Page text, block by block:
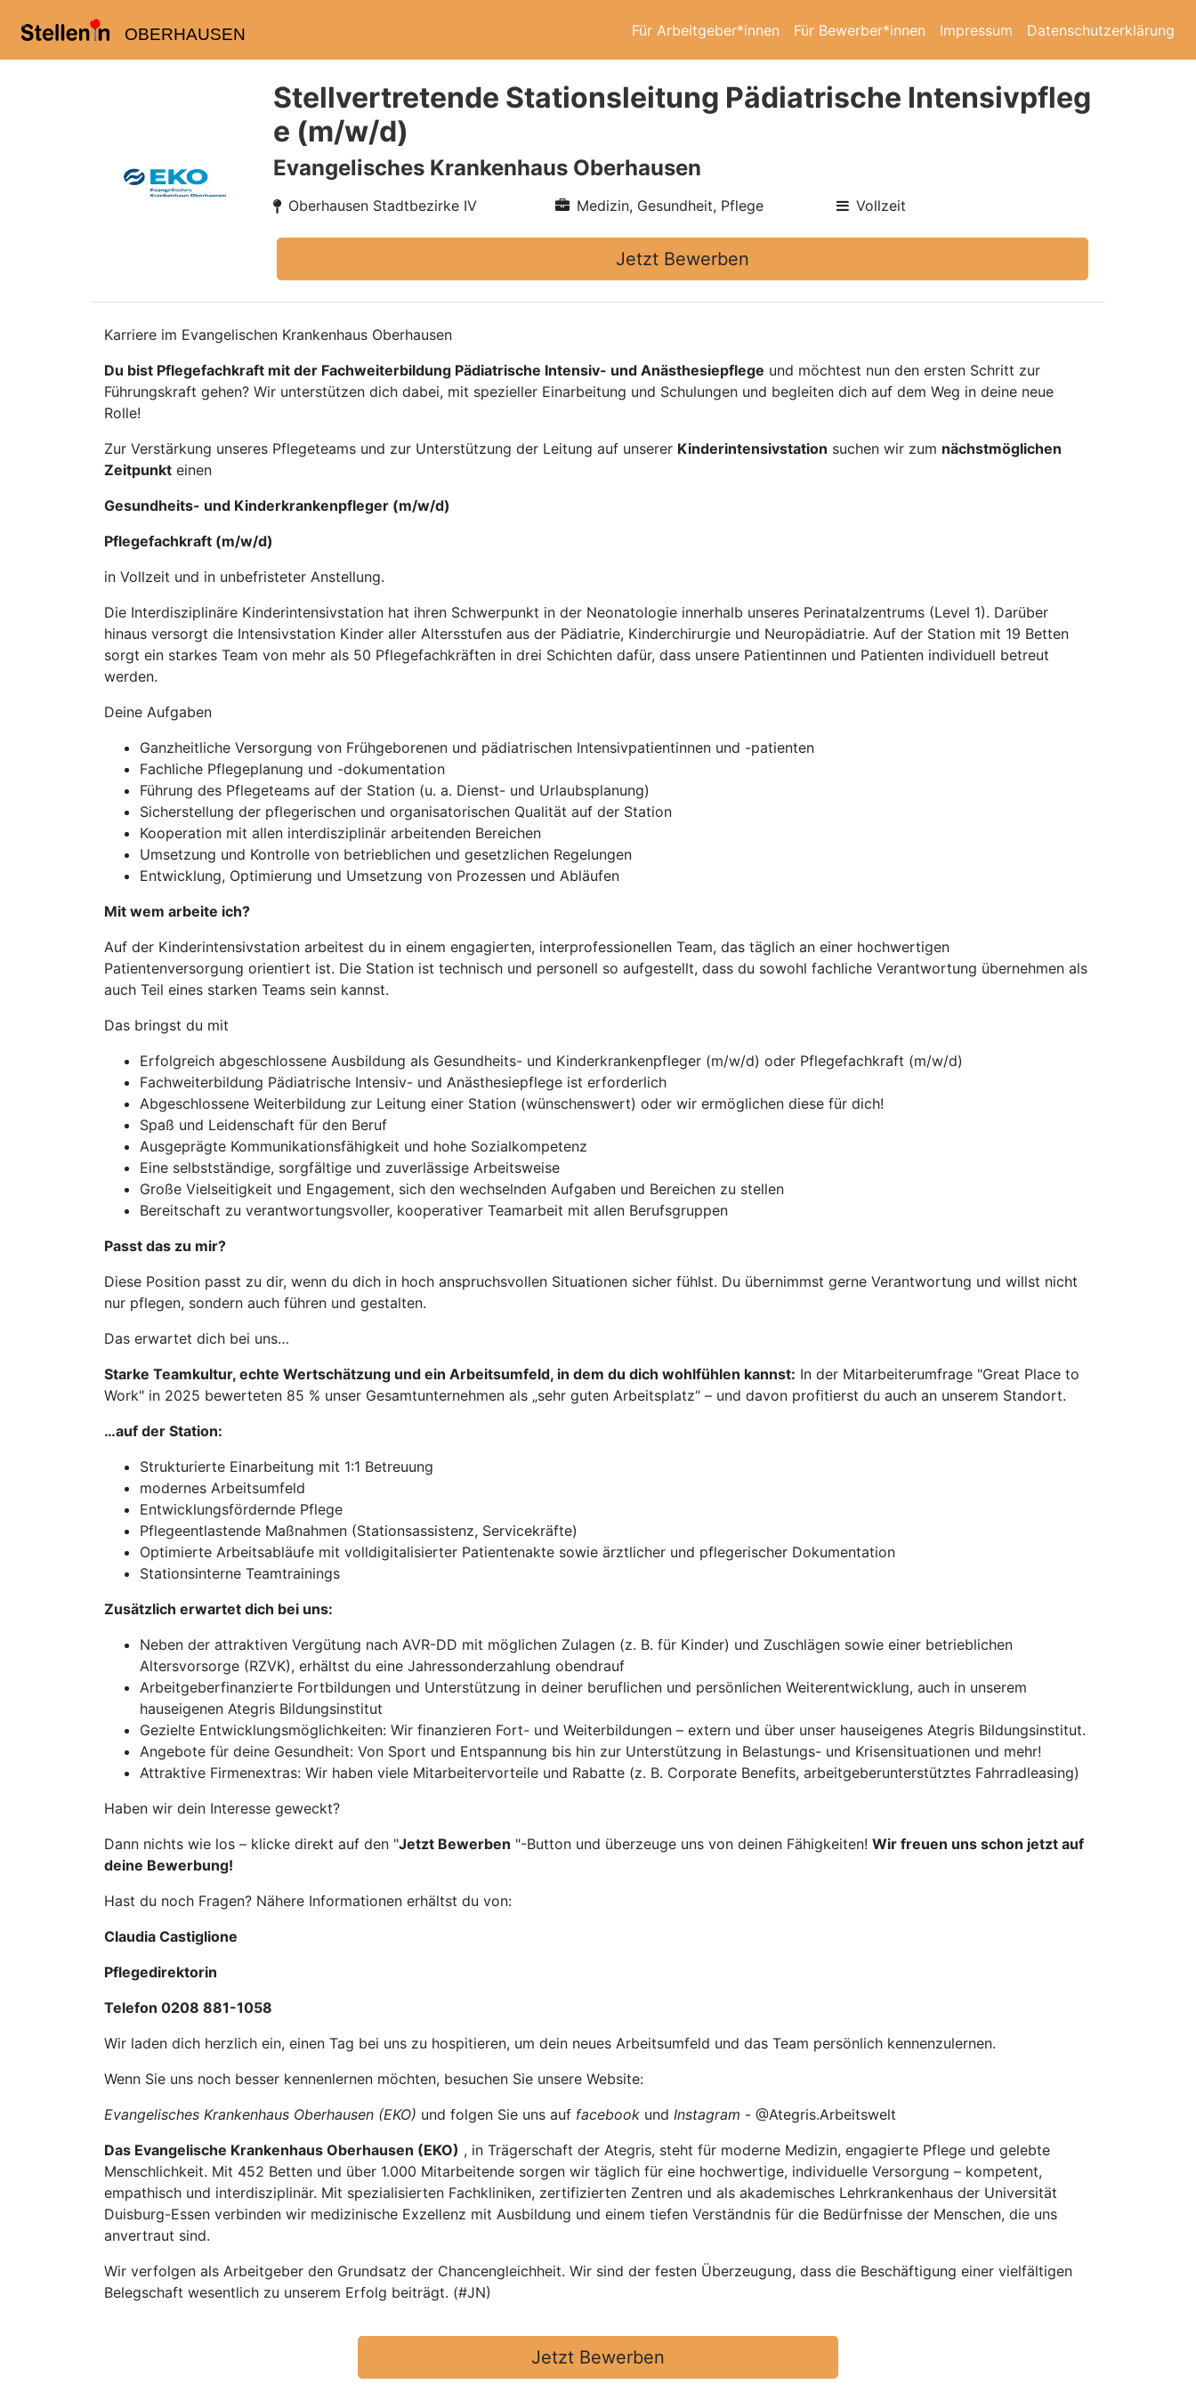
OBERHAUSEN Für Arbeitgeber*innen Für Bewerber*innen Impressum Datenschutzerklärung
Stellvertretende Stationsleitung Pädiatrische Intensivpfleg
e (m/w/d)
Evangelisches Krankenhaus Oberhausen
Oberhausen Stadtbezirke IV Medizin, Gesundheit, Pflege Vollzeit
Jetzt Bewerben
Karriere im Evangelischen Krankenhaus Oberhausen
Du bist Pflegefachkraft mit der Fachweiterbildung Pädiatrische Intensiv- und Anästhesiepflege und möchtest nun den ersten Schritt zur
Führungskraft gehen? Wir unterstützen dich dabei, mit spezieller Einarbeitung und Schulungen und begleiten dich auf dem Weg in deine neue
Rolle!
Zur Verstärkung unseres Pflegeteams und zur Unterstützung der Leitung auf unserer Kinderintensivstation suchen wir zum nächstmöglichen
Zeitpunkt einen
Gesundheits- und Kinderkrankenpfleger (m/w/d)
Pflegefachkraft (m/w/d)
in Vollzeit und in unbefristeter Anstellung.
Die Interdisziplinäre Kinderintensivstation hat ihren Schwerpunkt in der Neonatologie innerhalb unseres Perinatalzentrums (Level 1). Darüber
hinaus versorgt die Intensivstation Kinder aller Altersstufen aus der Pädiatrie, Kinderchirurgie und Neuropädiatrie. Auf der Station mit 19 Betten
sorgt ein starkes Team von mehr als 50 Pflegefachkräften in drei Schichten dafür, dass unsere Patientinnen und Patienten individuell betreut
werden.
Deine Aufgaben
Ganzheitliche Versorgung von Frühgeborenen und pädiatrischen Intensivpatientinnen und -patienten
Fachliche Pflegeplanung und -dokumentation
Führung des Pflegeteams auf der Station (u. a. Dienst- und Urlaubsplanung)
Sicherstellung der pflegerischen und organisatorischen Qualität auf der Station
Kooperation mit allen interdisziplinär arbeitenden Bereichen
Umsetzung und Kontrolle von betrieblichen und gesetzlichen Regelungen
Entwicklung, Optimierung und Umsetzung von Prozessen und Abläufen
Mit wem arbeite ich?
Auf der Kinderintensivstation arbeitest du in einem engagierten, interprofessionellen Team, das täglich an einer hochwertigen
Patientenversorgung orientiert ist. Die Station ist technisch und personell so aufgestellt, dass du sowohl fachliche Verantwortung übernehmen als
auch Teil eines starken Teams sein kannst.
Das bringst du mit
Erfolgreich abgeschlossene Ausbildung als Gesundheits- und Kinderkrankenpfleger (m/w/d) oder Pflegefachkraft (m/w/d)
Fachweiterbildung Pädiatrische Intensiv- und Anästhesiepflege ist erforderlich
Abgeschlossene Weiterbildung zur Leitung einer Station (wünschenswert) oder wir ermöglichen diese für dich!
Spaß und Leidenschaft für den Beruf
Ausgeprägte Kommunikationsfähigkeit und hohe Sozialkompetenz
Eine selbstständige, sorgfältige und zuverlässige Arbeitsweise
Große Vielseitigkeit und Engagement, sich den wechselnden Aufgaben und Bereichen zu stellen
Bereitschaft zu verantwortungsvoller, kooperativer Teamarbeit mit allen Berufsgruppen
Passt das zu mir?
Diese Position passt zu dir, wenn du dich in hoch anspruchsvollen Situationen sicher fühlst. Du übernimmst gerne Verantwortung und willst nicht
nur pflegen, sondern auch führen und gestalten.
Das erwartet dich bei uns…
Starke Teamkultur, echte Wertschätzung und ein Arbeitsumfeld, in dem du dich wohlfühlen kannst: In der Mitarbeiterumfrage "Great Place to
Work" in 2025 bewerteten 85 % unser Gesamtunternehmen als „sehr guten Arbeitsplatz“ – und davon profitierst du auch an unserem Standort.
…auf der Station:
Strukturierte Einarbeitung mit 1:1 Betreuung
modernes Arbeitsumfeld
Entwicklungsfördernde Pflege
Pflegeentlastende Maßnahmen (Stationsassistenz, Servicekräfte)
Optimierte Arbeitsabläufe mit volldigitalisierter Patientenakte sowie ärztlicher und pflegerischer Dokumentation
Stationsinterne Teamtrainings
Zusätzlich erwartet dich bei uns:
Neben der attraktiven Vergütung nach AVR-DD mit möglichen Zulagen (z. B. für Kinder) und Zuschlägen sowie einer betrieblichen
Altersvorsorge (RZVK), erhältst du eine Jahressonderzahlung obendrauf
Arbeitgeberfinanzierte Fortbildungen und Unterstützung in deiner beruflichen und persönlichen Weiterentwicklung, auch in unserem
hauseigenen Ategris Bildungsinstitut
Gezielte Entwicklungsmöglichkeiten: Wir finanzieren Fort- und Weiterbildungen – extern und über unser hauseigenes Ategris Bildungsinstitut.
Angebote für deine Gesundheit: Von Sport und Entspannung bis hin zur Unterstützung in Belastungs- und Krisensituationen und mehr!
Attraktive Firmenextras: Wir haben viele Mitarbeitervorteile und Rabatte (z. B. Corporate Benefits, arbeitgeberunterstütztes Fahrradleasing)
Haben wir dein Interesse geweckt?
Dann nichts wie los – klicke direkt auf den "Jetzt Bewerben "-Button und überzeuge uns von deinen Fähigkeiten! Wir freuen uns schon jetzt auf
deine Bewerbung!
Hast du noch Fragen? Nähere Informationen erhältst du von:
Claudia Castiglione
Pflegedirektorin
Telefon 0208 881-1058
Wir laden dich herzlich ein, einen Tag bei uns zu hospitieren, um dein neues Arbeitsumfeld und das Team persönlich kennenzulernen.
Wenn Sie uns noch besser kennenlernen möchten, besuchen Sie unsere Website:
Evangelisches Krankenhaus Oberhausen (EKO) und folgen Sie uns auf facebook und Instagram - @Ategris.Arbeitswelt
Das Evangelische Krankenhaus Oberhausen (EKO) , in Trägerschaft der Ategris, steht für moderne Medizin, engagierte Pflege und gelebte
Menschlichkeit. Mit 452 Betten und über 1.000 Mitarbeitende sorgen wir täglich für eine hochwertige, individuelle Versorgung – kompetent,
empathisch und interdisziplinär. Mit spezialisierten Fachkliniken, zertifizierten Zentren und als akademisches Lehrkrankenhaus der Universität
Duisburg-Essen verbinden wir medizinische Exzellenz mit Ausbildung und einem tiefen Verständnis für die Bedürfnisse der Menschen, die uns
anvertraut sind.
Wir verfolgen als Arbeitgeber den Grundsatz der Chancengleichheit. Wir sind der festen Überzeugung, dass die Beschäftigung einer vielfältigen
Belegschaft wesentlich zu unserem Erfolg beiträgt. (#JN)
Jetzt Bewerben